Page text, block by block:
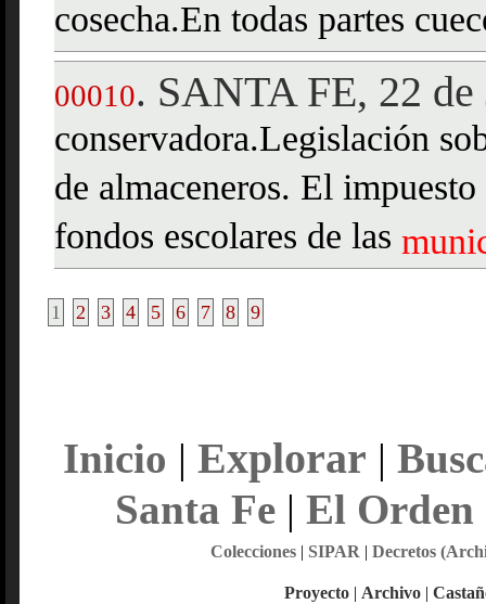
cosecha.En todas partes
00010. SANTA FE, 22
conservadora.Legislación
de almaceneros. El
fondos escolares de las
1 2 3 4 5 6 7 8 9
Inicio | Explorar |
Santa Fe| El Orden
Colecciones| SIPAR | Decretos
Proyecto | Archivo |